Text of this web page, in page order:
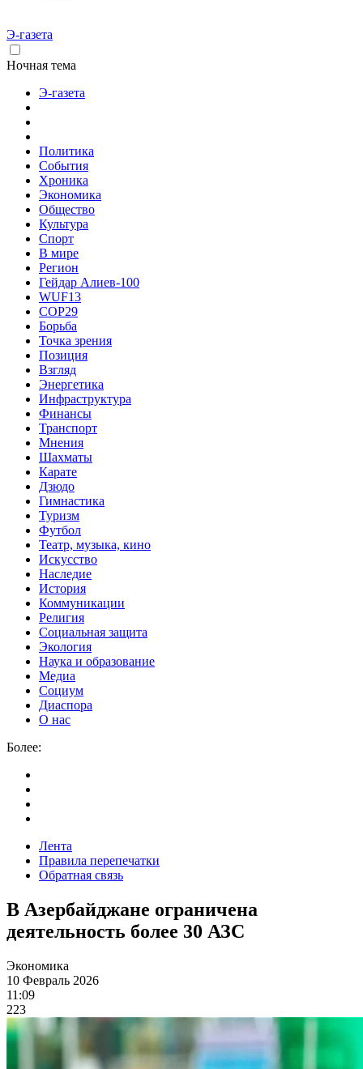
Э-газета
Ночная тема
Э-газета
Политика
События
Хроника
Экономика
Общество
Культура
Спорт
В мире
Регион
Гейдар Алиев-100
WUF13
COP29
Борьба
Точка зрения
Позиция
Взгляд
Энергетика
Инфраструктура
Финансы
Транспорт
Мнения
Шахматы
Карате
Дзюдо
Гимнастика
Туризм
Футбол
Театр, музыка, кино
Искусство
Наследие
История
Коммуникации
Религия
Социальная защита
Экология
Наука и образование
Медиа
Социум
Диаспора
О нас
Более:
Лента
Правила перепечатки
Обратная связь
В Азербайджане ограничена
деятельность более 30 АЗС
Экономика
10 Февраль 2026
11:09
223